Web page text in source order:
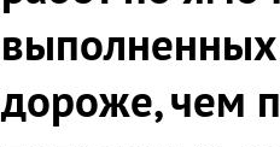
дороже, чем